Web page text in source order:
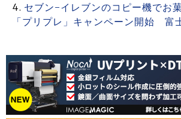
セブン-イレブンのコピー機でお
「プリプレ」キャンペーン開始 富